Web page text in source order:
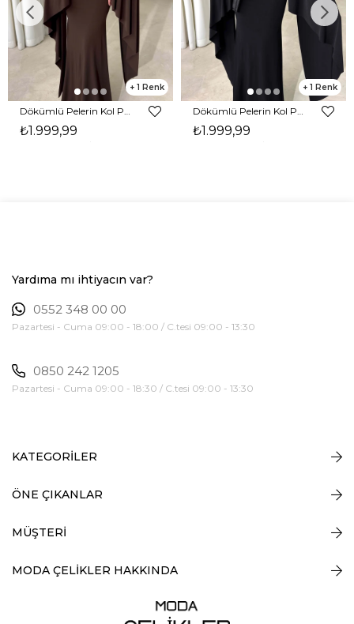
1
₺1.999,99
1
₺1.999,99
Yardıma mı ihtiyacın var?
0552 348 00 00
Pazartesi - Cuma 09:00 - 18:00 / C.tesi 09:00 - 13:30
0850 242 1205
Pazartesi - Cuma 09:00 - 18:30 / C.tesi 09:00 - 13:30
KATEGORİLER
ÖNE ÇIKANLAR
MÜŞTERİ
MODA ÇELİKLER HAKKINDA